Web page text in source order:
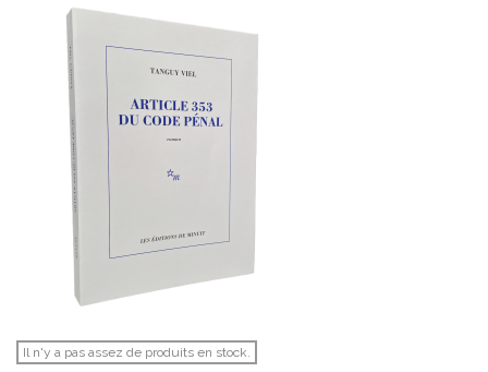
Il n'y a pas assez de produits en stock.